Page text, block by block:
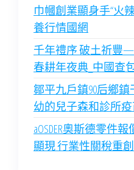
巾幗創業顯身手“火
養行情國網
千年禮序 破土祈豐
春耕年夜典_中國查
鄒平九戶鎮90后鄉
幼的兒子森和診所
aOSDER奧斯德零件
顯現 行業性關稅重